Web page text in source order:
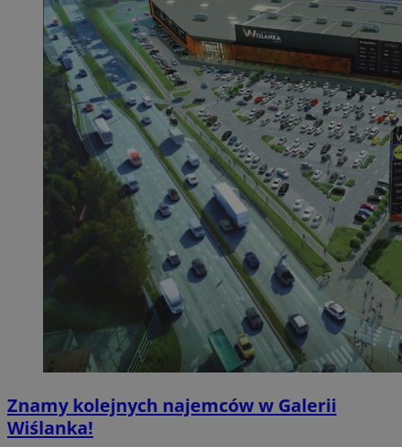
Znamy kolejnych najemców w Galerii
Wiślanka!